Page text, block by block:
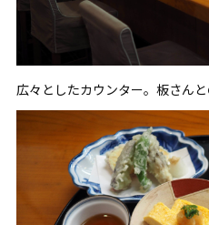
広々としたカウンター。板さん